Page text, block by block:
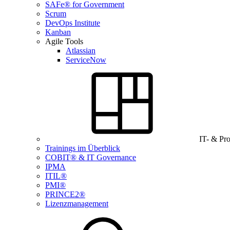
SAFe® for Government
Scrum
DevOps Institute
Kanban
Agile Tools
Atlassian
ServiceNow
IT- &
Trainings im Überblick
COBIT® & IT Governance
IPMA
ITIL®
PMI®
PRINCE2®
Lizenzmanagement